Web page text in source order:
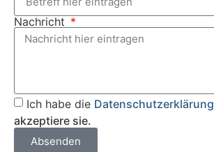
Nachricht
Ich habe die Datenschutzerklärung
akzeptiere sie.
Absenden